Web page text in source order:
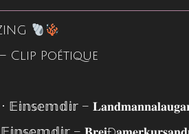
Clip Poétique
𝔼𝕚𝕟𝕤𝕖𝕞𝕕𝕚𝕣 – 𝐋𝐚𝐧𝐝𝐦𝐚𝐧𝐧𝐚𝐥𝐚𝐮𝐠𝐚𝐫